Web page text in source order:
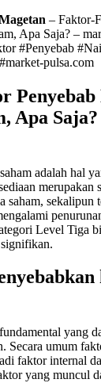
– Faktor-
Apa Saja? –
#Penyebab
pulsa.com
Apa
adalah hal
merupakan
saham, sekalipun
Level Tiga
yang
Secara umum
faktor internal
yang muncul